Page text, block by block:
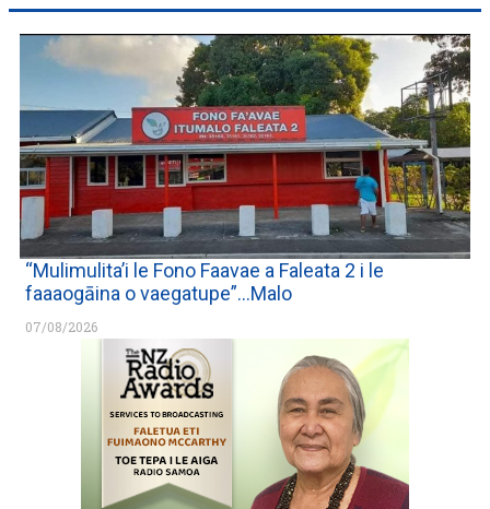
“Mulimulita’i le Fono Faavae a Faleata 2 i le
faaaogāina o vaegatupe”…Malo
07/08/2026